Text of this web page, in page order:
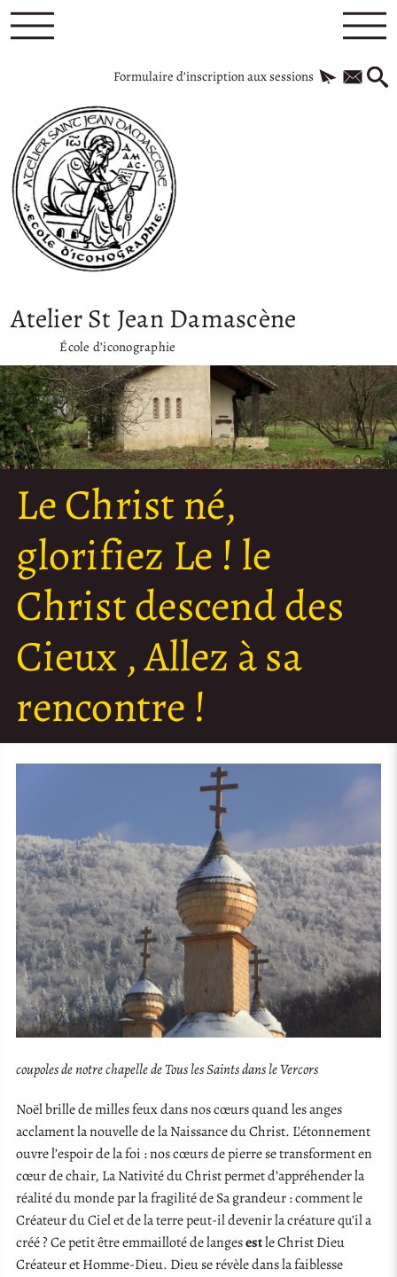
Formulaire d’inscription aux sessions
Atelier St Jean Damascène
École d’iconographie
Le Christ né,
glorifiez Le ! le
Christ descend des
Cieux , Allez à sa
rencontre !
coupoles de notre chapelle de Tous les Saints dans le Vercors
Noël brille de milles feux dans nos cœurs quand les anges
acclament la nouvelle de la Naissance du Christ. L’étonnement
ouvre l’espoir de la foi : nos cœurs de pierre se transforment en
cœur de chair, La Nativité du Christ permet d’appréhender la
réalité du monde par la fragilité de Sa grandeur : comment le
Créateur du Ciel et de la terre peut-il devenir la créature qu’il a
créé ? Ce petit être emmailloté de langesestle Christ Dieu
Créateur et Homme-Dieu. Dieu se révèle dans la faiblesse